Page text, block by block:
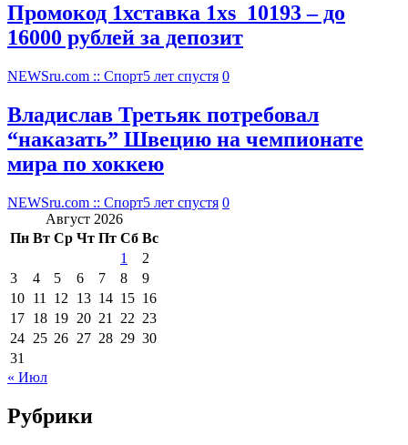
Промокод 1хставка 1xs_10193 – до
16000 рублей за депозит
NEWSru.com :: Спорт5 лет спустя 0
Владислав Третьяк потребовал
“наказать” Швецию на чемпионате
мира по хоккею
NEWSru.com :: Спорт5 лет спустя 0
Август 2026
Пн Вт Ср Чт Пт Сб Вс
1
2
3
4 5 6 7 8
9
10 11 12 13 14 15 16
17 18 19 20 21 22 23
24 25 26 27 28 29 30
31
« Июл
Рубрики